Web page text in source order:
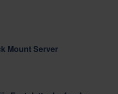
Mount Server